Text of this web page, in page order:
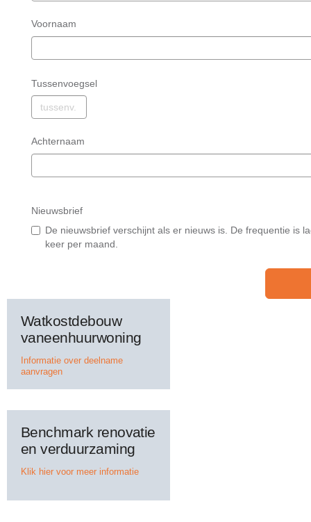
Voornaam
Tussenvoegsel
Achternaam
Nieuwsbrief
De nieuwsbrief verschijnt als er nieuws is. De frequentie is
keer per maand.
Watkostdebouw
vaneenhuurwoning
Informatie over deelname
aanvragen
Benchmark renovatie
en verduurzaming
Klik hier voor meer informatie